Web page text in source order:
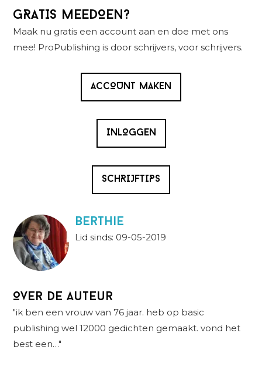
Primaire
Sidebar
GRATIS MEEDOEN?
Maak nu gratis een account aan en doe met ons
mee! ProPublishing is door schrijvers, voor schrijvers.
ACCOUNT MAKEN
INLOGGEN
SCHRIJFTIPS
berthie
Lid sinds: 09-05-2019
Over de auteur
"ik ben een vrouw van 76 jaar. heb op basic
publishing wel 12000 gedichten gemaakt. vond het
best een…"